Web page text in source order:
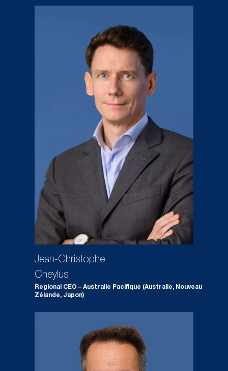
Jean-Christophe
Cheylus
Regional CEO – Australie Pacifique (Australie, Nouveau
Zélande, Japon)